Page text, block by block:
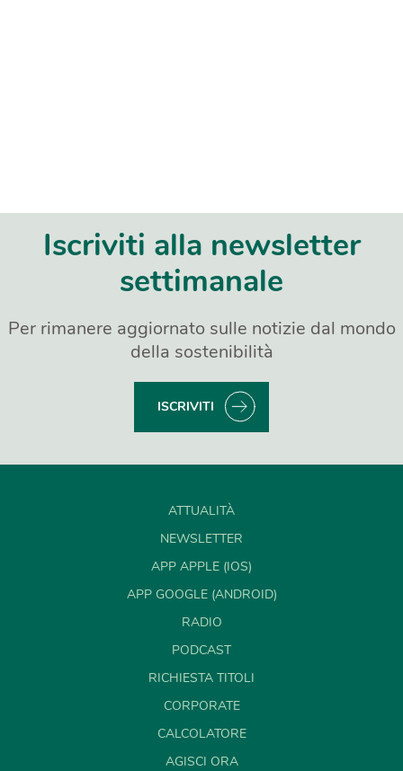
Iscriviti alla newsletter
settimanale
Per rimanere aggiornato sulle notizie dal mondo
della sostenibilità
ISCRIVITI
ATTUALITÀ
NEWSLETTER
APP APPLE (IOS)
APP GOOGLE (ANDROID)
RADIO
PODCAST
RICHIESTA TITOLI
CORPORATE
CALCOLATORE
AGISCI ORA